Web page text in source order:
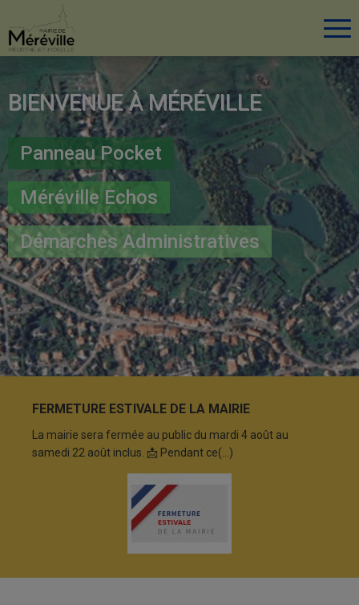
BIENVENUE À MÉRÉVILLE
Panneau Pocket
Méréville Echos
Démarches Administratives
FERMETURE ESTIVALE DE LA MAIRIE
La mairie sera fermée au public du mardi 4 août au
samedi 22 août inclus. 📩 Pendant ce(...)